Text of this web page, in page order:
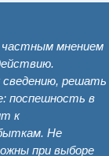
мнением
решать
поспешность в
к
Не
при выборе